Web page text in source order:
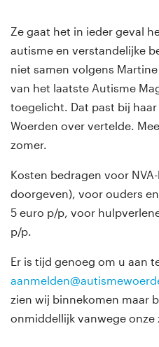
Ze gaat het in ieder geval
autisme en verstandelijke
niet samen volgens
van het laatste Autisme
toegelicht. Dat past bij
Woerden over vertelde.
zomer.
Kosten bedragen voor
doorgeven), voor ouders
5 euro p/p, voor
p/p.
Er is tijd genoeg om u aan
zien wij binnekomen maar
onmiddellijk vanwege onze